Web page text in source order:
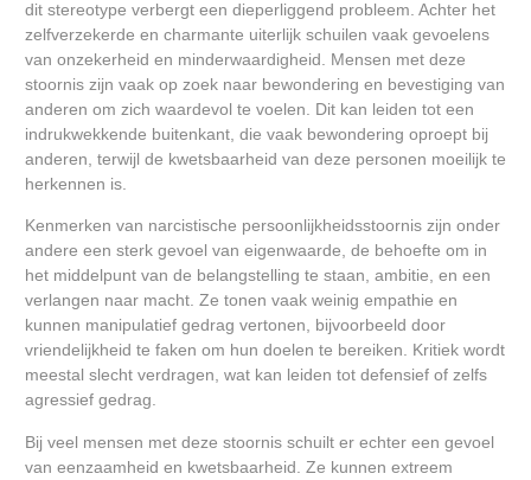
dit stereotype verbergt een dieperliggend probleem. Achter het
zelfverzekerde en charmante uiterlijk schuilen vaak gevoelens
van onzekerheid en minderwaardigheid. Mensen met deze
stoornis zijn vaak op zoek naar bewondering en bevestiging van
anderen om zich waardevol te voelen. Dit kan leiden tot een
indrukwekkende buitenkant, die vaak bewondering oproept bij
anderen, terwijl de kwetsbaarheid van deze personen moeilijk te
herkennen is.
Kenmerken van narcistische persoonlijkheidsstoornis zijn onder
andere een sterk gevoel van eigenwaarde, de behoefte om in
het middelpunt van de belangstelling te staan, ambitie, en een
verlangen naar macht. Ze tonen vaak weinig empathie en
kunnen manipulatief gedrag vertonen, bijvoorbeeld door
vriendelijkheid te faken om hun doelen te bereiken. Kritiek wordt
meestal slecht verdragen, wat kan leiden tot defensief of zelfs
agressief gedrag.
Bij veel mensen met deze stoornis schuilt er echter een gevoel
van eenzaamheid en kwetsbaarheid. Ze kunnen extreem